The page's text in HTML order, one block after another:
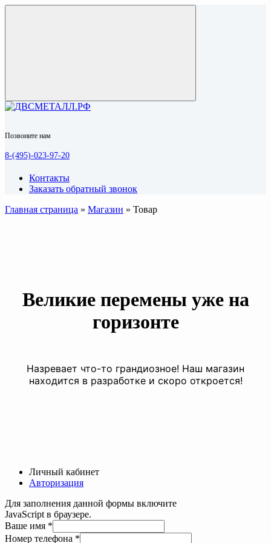
Позвоните нам
8-(495)-023-97-20
Контакты
Заказать обратный звонок
Главная страница » Магазин » Товар
Великие перемены уже на
горизонте
Назревает что-то грандиозное! Наш магазин
находится в разработке и скоро откроется!
Личный кабинет
Авторизация
Для заполнения данной формы включите
JavaScript в браузере.
Ваше имя *
Номер телефона *